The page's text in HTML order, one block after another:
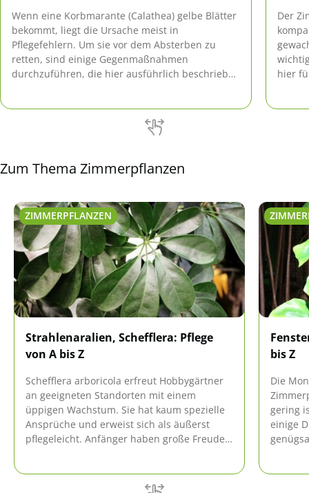
Wenn eine Korbmarante (Calathea) gelbe Blätter
bekommt, liegt die Ursache meist in
Pflegefehlern. Um sie vor dem Absterben zu
retten, sind einige Gegenmaßnahmen
durchzuführen, die hier ausführlich beschrieben
Der
hier
Zum Thema Zimmerpflanzen
ZIMMERPFLANZEN
Strahlenaralien, Schefflera: Pflege
von A bis Z
Schefflera arboricola erfreut Hobbygärtner
an geeigneten Standorten mit einem
üppigen Wachstum. Sie hat kaum spezielle
Ansprüche und erweist sich als äußerst
pflegeleicht. Anfänger haben große Freude
bis Z
Die
gering
einige